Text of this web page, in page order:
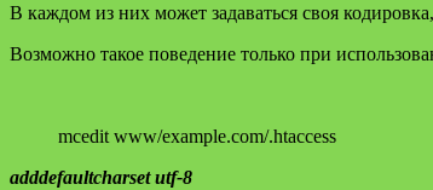
В каждом из них может задаваться своя
Возможно такое поведение только при
mcedit www/example.com/.htaccess
adddefaultcharset utf-8